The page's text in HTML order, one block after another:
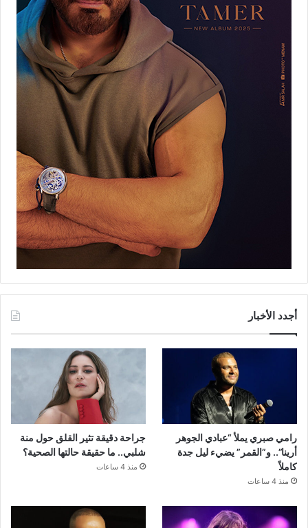
أجدد الأخبار
رامي صبري يملأ “عبادي الجوهر
أرينا”.. و”القمر” يضيء ليل جدة
كاملاً
منذ 4 ساعات
جراحة دقيقة تثير القلق حول منة
شلبي.. ما حقيقة حالتها الصحية؟
منذ 4 ساعات